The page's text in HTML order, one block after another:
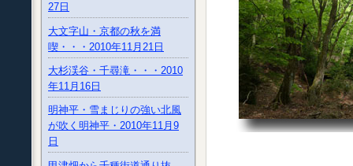
27日
大文字山・京都の秋を満
喫・・・2010年11月21日
大杉渓谷・千尋滝・・・2010
年11月16日
明神平・雪まじりの強い北風
が吹く明神平・2010年11月9
日